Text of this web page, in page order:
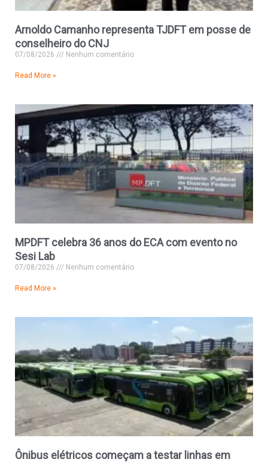
Arnoldo Camanho representa TJDFT em posse de
conselheiro do CNJ
07/08/2026 Nenhum comentário
Read More »
MPDFT celebra 36 anos do ECA com evento no
Sesi Lab
07/08/2026 Nenhum comentário
Read More »
Ônibus elétricos começam a testar linhas em